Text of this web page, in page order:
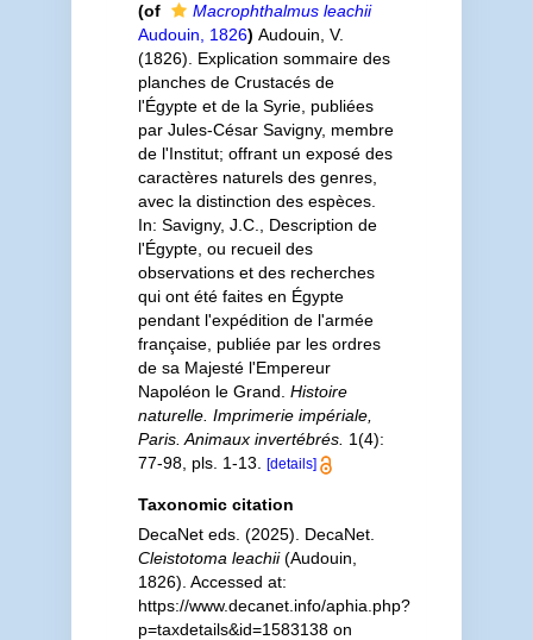
(of
Macrophthalmus leachii
Audouin, 1826) Audouin, V.
(1826). Explication sommaire des
planches de Crustacés de
l'Égypte et de la Syrie, publiées
par Jules-César Savigny, membre
de l'Institut; offrant un exposé des
caractères naturels des genres,
avec la distinction des espèces.
In: Savigny, J.C., Description de
l'Égypte, ou recueil des
observations et des recherches
qui ont été faites en Égypte
pendant l'expédition de l'armée
française, publiée par les ordres
de sa Majesté l'Empereur
Napoléon le Grand. Histoire
naturelle. Imprimerie impériale,
Paris. Animaux invertébrés. 1(4):
77-98, pls. 1-13.
[details]
Taxonomic citation
DecaNet eds. (2025). DecaNet.
Cleistotoma leachii(Audouin,
1826). Accessed at:
https://www.decanet.info/aphia.php?
p=taxdetails&id=1583138 on